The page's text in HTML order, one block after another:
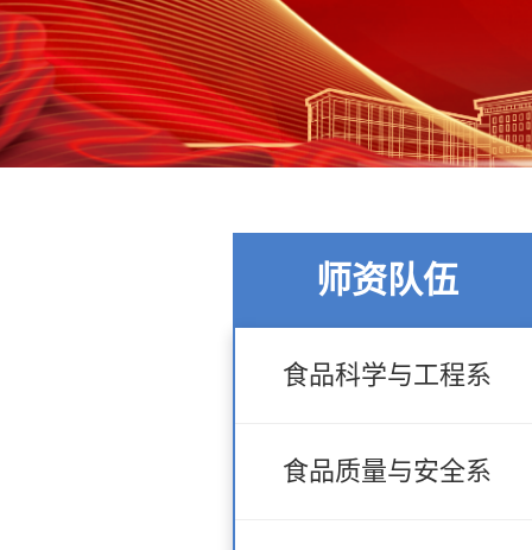
师资队伍
食品科学与工程系
食品质量与安全系